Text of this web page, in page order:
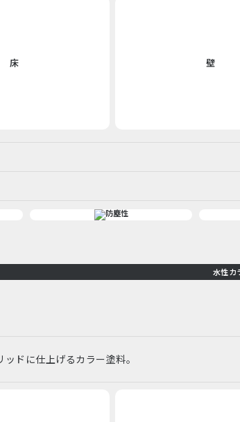
床 壁
水性カ
ドに仕上げるカラー塗料。